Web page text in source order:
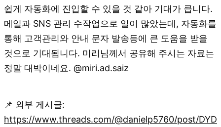
쉽게 자동화에 진입할 수 있을 것 같아 기대가 큽니다.
메일과 SNS 관리 수작업으로 일이 많았는데, 자동화를
통해 고객관리와 안내 문자 발송등에 큰 도움을 받을
것으로 기대됩니다. 미리님께서 공유해 주시는 자료는
정말 대박이네요. @miri.ad.saiz
📌 외부 게시글:
https://www.threads.com/@danielp5760/post/DYD